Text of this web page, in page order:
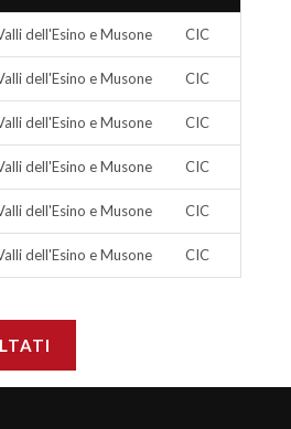
dell'Esino e Musone CIC
dell'Esino e Musone CIC
dell'Esino e Musone CIC
dell'Esino e Musone CIC
dell'Esino e Musone CIC
dell'Esino e Musone CIC